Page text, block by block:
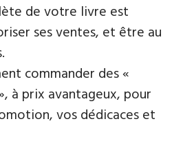
de votre livre est
ses ventes, et être au
commander des «
à prix avantageux, pour
vos dédicaces et